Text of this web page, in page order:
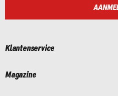
Klantenservice
Magazine